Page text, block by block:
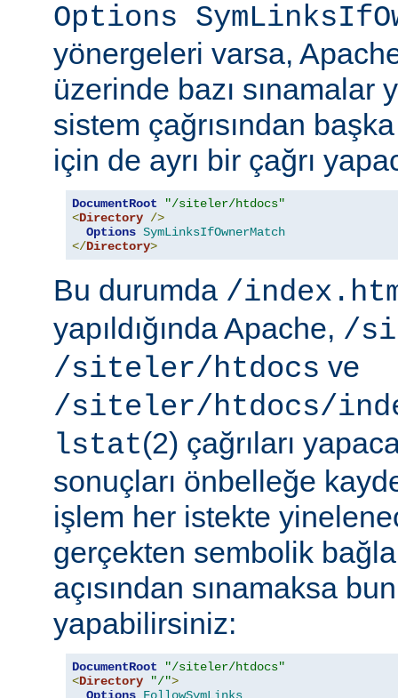
Options
yönergeleri varsa,
üzerinde bazı sınamalar
sistem çağrısından
için de ayrı bir çağrı
DocumentRoot
"/siteler/htdocs"
<Directory />
Options SymLinksIfOwnerMatch
</Directory>
Bu durumda /
yapıldığında Apache, /
/siteler/htdocs ve
/siteler/htdocs/
lstat(2) çağrıları
sonuçları önbelleğe
işlem her istekte
gerçekten sembolik
açısından sınamaksa
yapabilirsiniz:
DocumentRoot
"/siteler/htdocs"
<Directory "/">